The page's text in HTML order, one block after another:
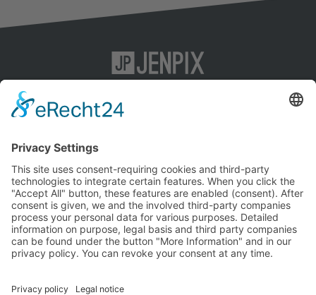
KI-SEO
SEO
Social-Media-Marketing
Agentur
Kontakt
Jenpix GmbH